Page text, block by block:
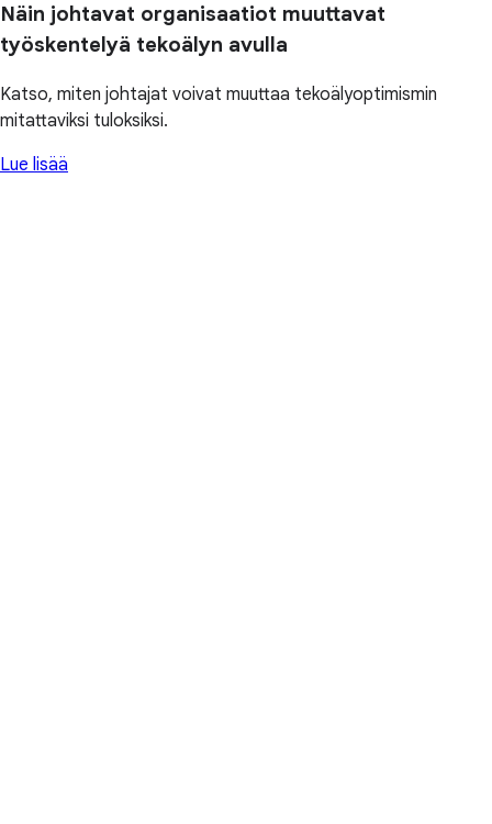
Näin johtavat organisaatiot muuttavat
työskentelyä tekoälyn avulla
Katso, miten johtajat voivat muuttaa tekoälyoptimismin
mitattaviksi tuloksiksi.
Lue lisää